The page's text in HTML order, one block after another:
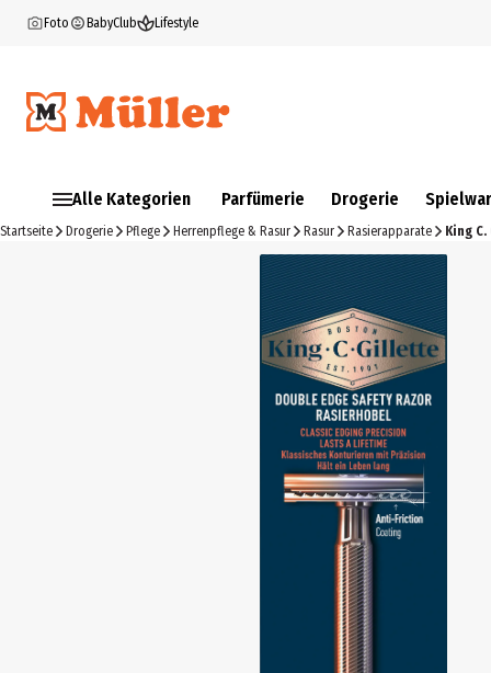
Foto BabyClub Lifestyle
Alle Kategorien Parfümerie Drogerie
Startseite Drogerie Pflege Herrenpflege & Rasur Rasur Rasierapparate King